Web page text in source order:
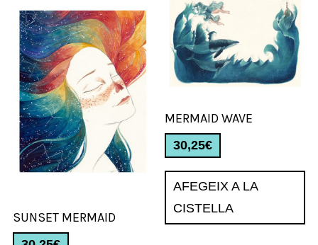
SUNSET MERMAID
MERMAID WAVE
30,25€
AFEGEIX A LA
CISTELLA